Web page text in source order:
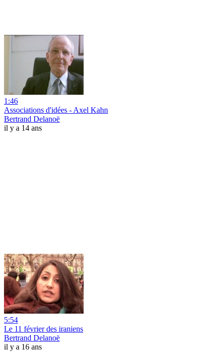
1:46
Associations d'idées - Axel Kahn
Bertrand Delanoë
il y a 14 ans
5:54
Le 11 février des iraniens
Bertrand Delanoë
il y a 16 ans